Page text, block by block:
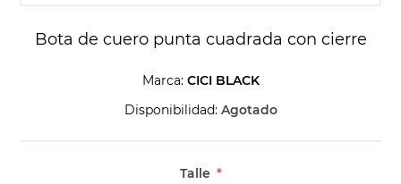
Bota de cuero punta cuadrada con cierre
Marca: CICI BLACK
Disponibilidad: Agotado
Talle *